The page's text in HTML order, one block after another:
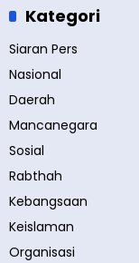
Kategori
Siaran Pers
Nasional
Daerah
Mancanegara
Sosial
Rabthah
Kebangsaan
Keislaman
Organisasi